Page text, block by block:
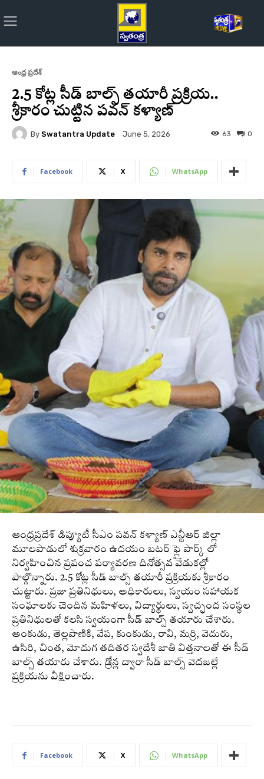
ఆంధ్ర ప్రదేశ్
2.5 కోట్ల సీడ్ బాల్స్ తయారీ ప్రక్రియ..
శ్రీకారం చుట్టిన పవన్‌ కళ్యాణ్‌
By Swatantra Update June 5, 2026 0
63
Facebook X WhatsApp
ఆంధ్రప్రదేశ్ డిప్యూటీ సీఎం పవన్ కళ్యాణ్ ఎన్టీఆర్ జిల్లా
మూలపాడులో శుక్రవారం ఉదయం బటర్ ఫ్లై పార్క్ లో
నిర్వహించిన ప్రపంచ పర్యావరణ దినోత్సవ వేడుకల్లో
పాల్గొన్నారు. 2.5 కోట్ల సీడ్ బాల్స్ తయారీ ప్రక్రియకు శ్రీకారం
చుట్టారు. ప్రజా ప్రతినిధులు, అధికారులు, స్వయం సహాయక
సంఘాలకు చెందిన మహిళలు, విద్యార్థులు, స్వచ్ఛంద సంస్థల
ప్రతినిధులతో కలసి స్వయంగా సీడ్ బాల్స్ తయారు చేశారు.
అంకుడు, తెల్లపొణికి, వేప, కుంకుడు, రావి, మర్రి, వెదురు,
ఉసిరి, చింత, మోదుగ తదితర స్వదేశీ జాతి విత్తనాలతో ఈ సీడ్
బాల్స్ తయారు చేశారు. డ్రోన్ల ద్వారా సీడ్ బాల్స్ వెదజల్లే
ప్రక్రియను వీక్షించారు.
Facebook X WhatsApp